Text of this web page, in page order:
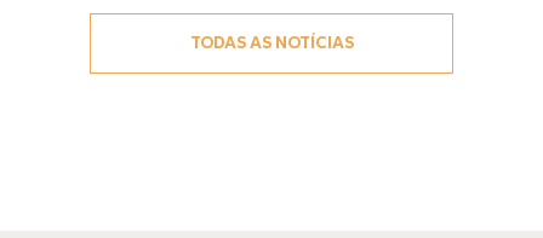
TODAS AS NOTÍCIAS